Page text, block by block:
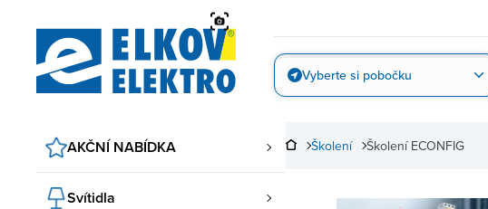
Vyberte si pobočku
AKČNÍ NABÍDKA
Svítidla
Školení ECONFIG
Školení